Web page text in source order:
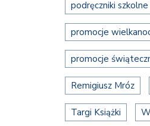
podręczniki szkolne
promocje
promocje
Remigiusz Mróz
Targi Książki